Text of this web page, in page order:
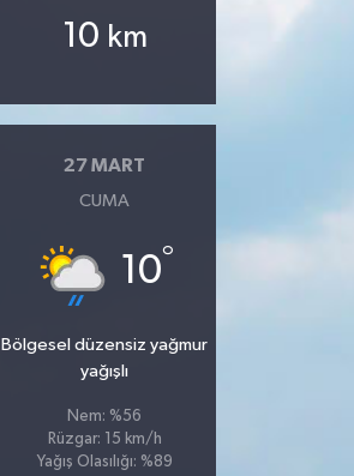
10 km
27 MART
CUMA
10°
Bölgesel düzensiz yağmur
yağışlı
Nem: %56
Rüzgar: 15 km/h
Yağış Olasılığı: %89